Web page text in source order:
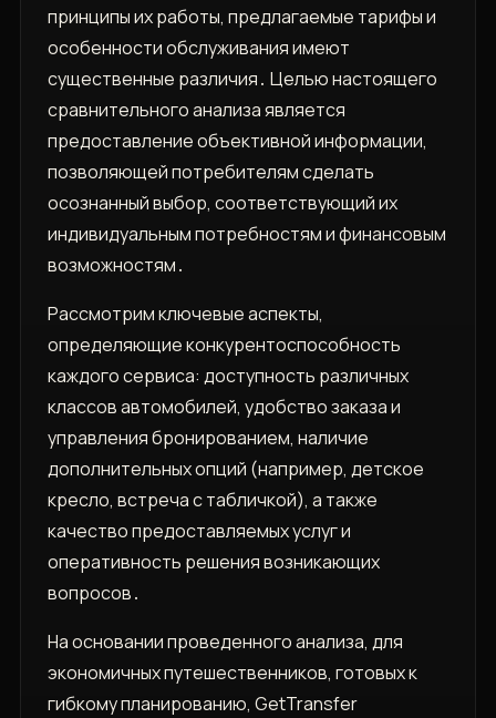
принципы их работы, предлагаемые тарифы и
особенности обслуживания имеют
существенные различия․ Целью настоящего
сравнительного анализа является
предоставление объективной информации,
позволяющей потребителям сделать
осознанный выбор, соответствующий их
индивидуальным потребностям и финансовым
возможностям․
Рассмотрим ключевые аспекты,
определяющие конкурентоспособность
каждого сервиса: доступность различных
классов автомобилей, удобство заказа и
управления бронированием, наличие
дополнительных опций (например, детское
кресло, встреча с табличкой), а также
качество предоставляемых услуг и
оперативность решения возникающих
вопросов․
На основании проведенного анализа, для
экономичных путешественников, готовых к
гибкому планированию, GetTransfer